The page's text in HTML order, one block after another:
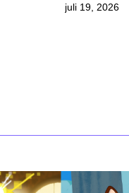
juli 19, 2026